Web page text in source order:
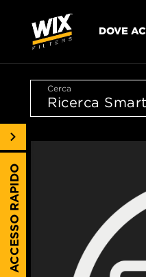
DOVE
Cerca
ACCESSO RAPIDO